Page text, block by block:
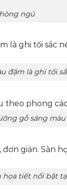
ngủ
tối sắc nét
theo
nổi bật tạo